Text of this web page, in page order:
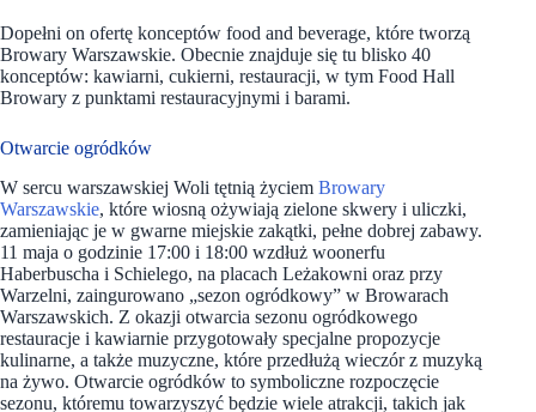
Dopełni on ofertę konceptów food and beverage, które tworzą
Browary Warszawskie. Obecnie znajduje się tu blisko 40
konceptów: kawiarni, cukierni, restauracji, w tym Food Hall
Browary z punktami restauracyjnymi i barami.
Otwarcie ogródków
W sercu warszawskiej Woli tętnią życiem Browary
Warszawskie, które wiosną ożywiają zielone skwery i uliczki,
zamieniając je w gwarne miejskie zakątki, pełne dobrej zabawy.
11 maja o godzinie 17:00 i 18:00 wzdłuż woonerfu
Haberbuscha i Schielego, na placach Leżakowni oraz przy
Warzelni, zaingurowano „sezon ogródkowy” w Browarach
Warszawskich. Z okazji otwarcia sezonu ogródkowego
restauracje i kawiarnie przygotowały specjalne propozycje
kulinarne, a także muzyczne, które przedłużą wieczór z muzyką
na żywo. Otwarcie ogródków to symboliczne rozpoczęcie
sezonu, któremu towarzyszyć będzie wiele atrakcji, takich jak